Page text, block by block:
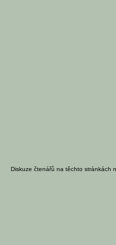
Diskuze čtenářů na těchto stránkách